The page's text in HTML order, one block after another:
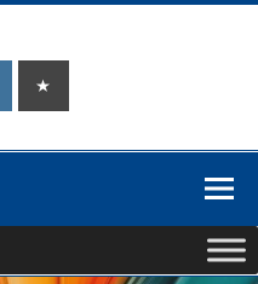
LIONS CLUB
ÉLANCOURT